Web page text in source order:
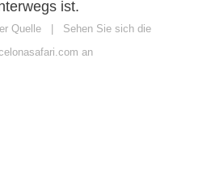
ist.
Quelle
Sehen Sie sich die
an